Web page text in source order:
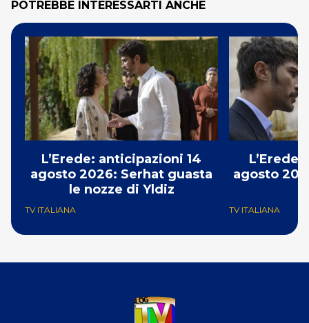
POTREBBE INTERESSARTI ANCHE
L’Erede: anticipazioni 14
agosto 2026: Serhat guasta
le nozze di Yldiz
TV ITALIANA
agosto
TV ITALIANA